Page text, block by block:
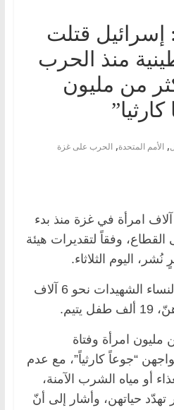
إسرائيل قتلت
منذ الحرب
من مليون
, الأمم المتحدة, الحرب على غزة
استُشهدت أكثر من 10 آلاف امرأة في غزة منذ بدء
القطاع، وفقاً لتقديرات هيئة
اليوم الثلاثاء.
وأوضح التقرير أنّ بين النساء الشهيدات نحو 6 آلاف
مليون امرأة وفتاة
“جوعاً كارثياً”، مع عدم
أو مياه الشرب الآمنة،
حياتهن، وأشار إلى أنّ